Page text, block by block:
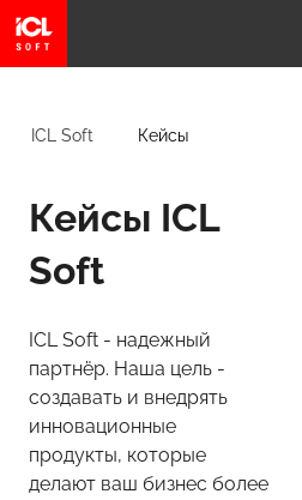
ICL Soft Кейсы
Кейсы ICL
Soft
ICL Soft - надежный
партнёр. Наша цель -
создавать и внедрять
инновационные
продукты, которые
делают ваш бизнес более